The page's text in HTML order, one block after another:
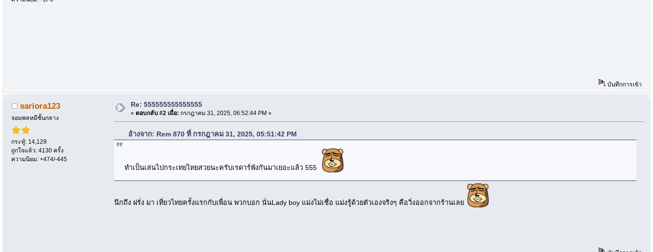
บันทึกการเข้า
sariora123
จอมพลหมีชั้นกลาง
กระทู้: 14,129
ถูกใจแล้ว: 4130 ครั้ง
ความนิยม: +474/-445
Re: 555555555555555
« ตอบกลับ #2 เมื่อ: กรกฎาคม 31, 2025, 06:52:44 PM »
อ้างจาก: Rem 870 ที่ กรกฎาคม 31, 2025, 05:51:42 PM
ทำเป็นเล่นไปกระเทยไทยสวยนะครับเรดาร์พังกันมาเยอะแล้ว 555
นึกถึง ฝรั่ง มา เที่ยวไทยครั้งแรกกับเพื่อน พวกบอก นั่นLady boy แม่งไม่เชื่อ แม่งรู้ด้วยตัวเองจริงๆ คือวิ่งออกจากร้านเลย